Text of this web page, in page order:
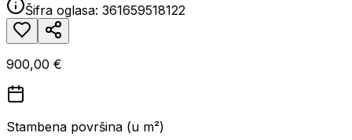
Šifra oglasa: 361659518122
900,00 €
Stambena površina (u m²)